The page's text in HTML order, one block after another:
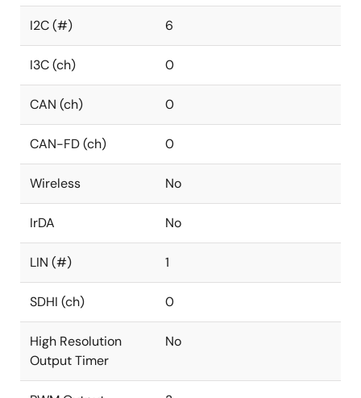
I2C (#) 6
I3C (ch) 0
CAN (ch) 0
CAN-FD (ch) 0
Wireless No
IrDA No
LIN (#) 1
SDHI (ch) 0
High Resolution
Output Timer
No